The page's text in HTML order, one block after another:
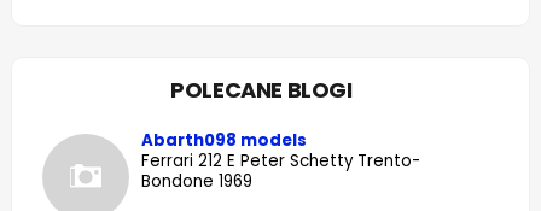
POLECANE BLOGI
Abarth098 models
Ferrari 212 E Peter Schetty Trento-
Bondone 1969